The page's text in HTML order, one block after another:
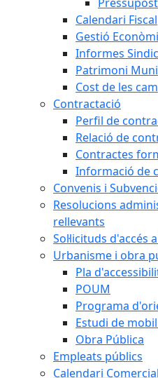
Calendari Fiscal
Gestió
Informes
Patrimoni
Cost de les
Contractació
Perfil de
Relació de
Contractes
Informació de
Convenis i
Resolucions
rellevants
Sol·licituds d'accés
Urbanisme i obra
Pla
POUM
Programa
Estudi de
Obra Pública
Empleats públics
Calendari Comercial